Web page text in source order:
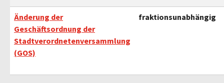
Änderung der
Geschäftsordnung der
Stadtverordnetenversammlung
(GOS)
fraktionsunabhängig